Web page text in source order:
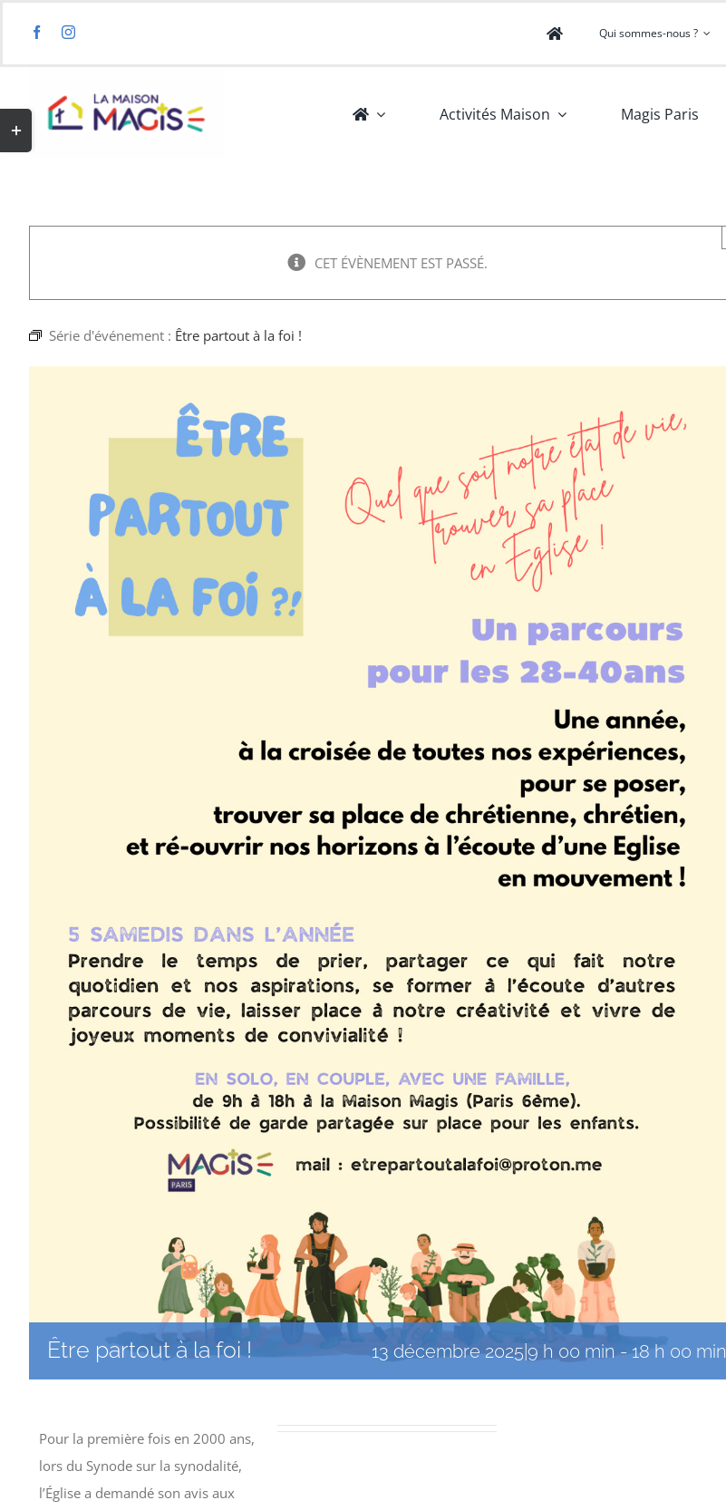
Qui sommes-nous ?
Activités Maison Magis Paris
CET ÉVÈNEMENT EST PASSÉ.
Série d'événement : Être partout à la foi !
Être partout à la foi ! 13 décembre 2025|9 h 00 min-18 h 00 min
Pour la première fois en 2000 ans,
lors du Synode sur la synodalité,
l’Église a demandé son avis aux
Toggle
Sliding